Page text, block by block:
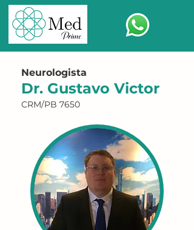
Neurologista
Dr. Gustavo Victor
CRM/PB 7650